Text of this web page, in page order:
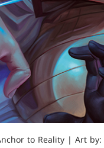
to Reality | Art by: